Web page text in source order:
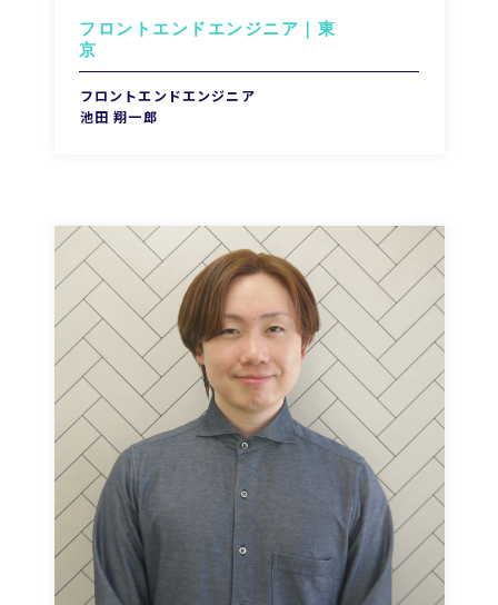
フロントエンドエンジニア｜東
フロントエンドエンジニア
池田 翔一郎